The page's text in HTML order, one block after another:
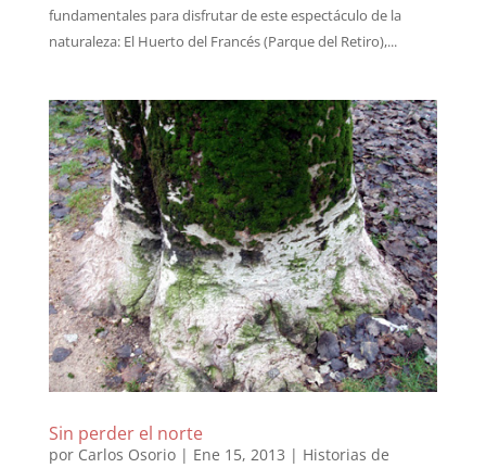
fundamentales para disfrutar de este espectáculo de la
naturaleza: El Huerto del Francés (Parque del Retiro),...
Sin perder el norte
por Carlos Osorio| Ene 15, 2013 | Historias de